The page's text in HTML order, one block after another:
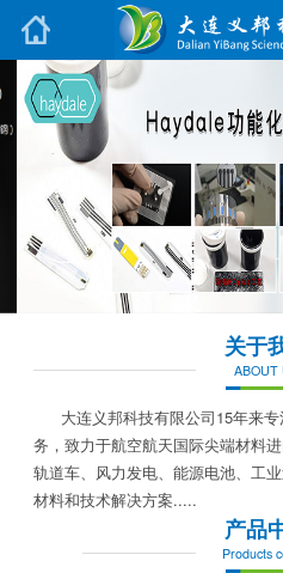
关于
ABOUT
大连义邦科技有限公司15年来
务，致力于航空航天国际尖端材料
轨道车、风力发电、能源电池、工
材料和技术解决方案.....
产品
Products